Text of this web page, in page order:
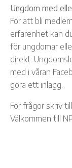
Ungdom med
För att bli
erfarenhet kan
för ungdomar
direkt.
med i våran
göra ett inlägg.
För frågor skriv till
Välkommen till